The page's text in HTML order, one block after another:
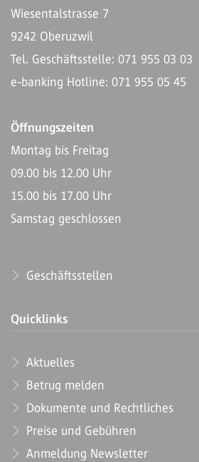
Wiesentalstrasse 7
9242 Oberuzwil
Tel. Geschäftsstelle: 071 955 03 03
e-banking Hotline: 071 955 05 45
Öffnungszeiten
Montag bis Freitag
09.00 bis 12.00 Uhr
15.00 bis 17.00 Uhr
Samstag geschlossen
Geschäftsstellen
Quicklinks
Aktuelles
Betrug melden
Dokumente und Rechtliches
Preise und Gebühren
Anmeldung Newsletter